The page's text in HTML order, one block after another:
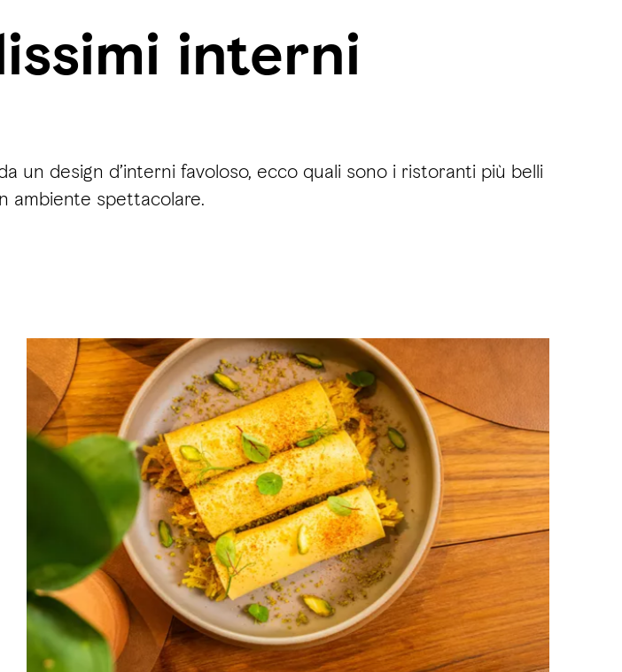
interni
design d’interni favoloso, ecco quali sono i ristoranti più belli
ambiente spettacolare.